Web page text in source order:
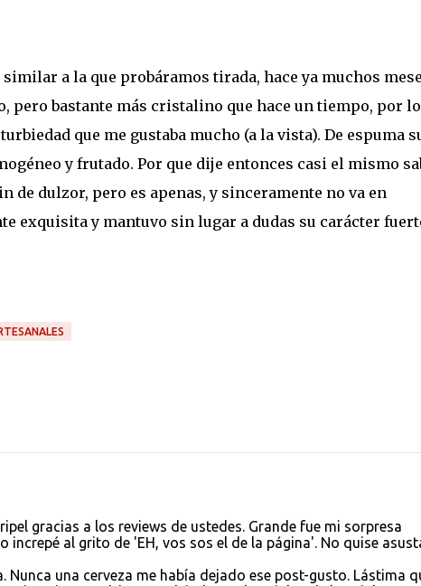
a la que probáramos tirada, hace ya muchos
pero bastante más cristalino que hace un tiempo, por
que me gustaba mucho (a la vista). De espuma
y frutado. Por que dije entonces casi el mismo
de dulzor, pero es apenas, y sinceramente no va en
exquisita y mantuvo sin lugar a dudas su carácter
gracias a los reviews de ustedes. Grande fue mi sorpresa
increpé al grito de 'EH, vos sos el de la página'. No quise
Nunca una cerveza me había dejado ese post-gusto. Lástima